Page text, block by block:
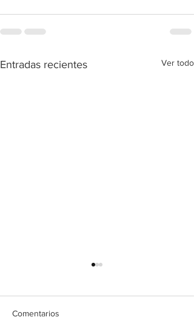
Entradas recientes Ver todo
Comentarios